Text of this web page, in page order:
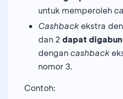
≥ 25
No
Nasabah
Kriteria Khusus
untuk memperoleh
Cashback ekstra
dan 2 dapat
dengan cashback
nomor 3.
Contoh: